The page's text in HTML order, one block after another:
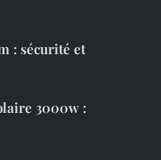
: sécurité et
3000w :